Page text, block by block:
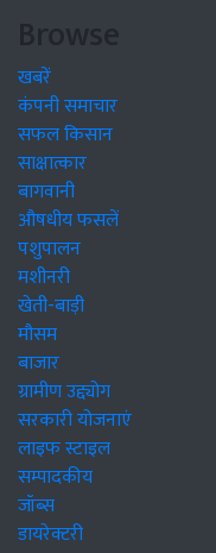
Browse
खबरें
कंपनी समाचार
सफल किसान
साक्षात्कार
बागवानी
औषधीय फसलें
पशुपालन
मशीनरी
खेती-बाड़ी
मौसम
बाजार
ग्रामीण उद्द्योग
सरकारी योजनाएं
लाइफ स्टाइल
सम्पादकीय
जॉब्स
डायरेक्टरी